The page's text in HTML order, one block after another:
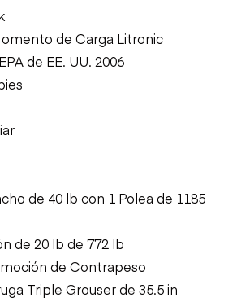
de Carga Litronic
de EE. UU. 2006
de 40 lb con 1 Polea de 1185
de 20 lb de 772 lb
de Contrapeso
Triple Grouser de 35.5 in